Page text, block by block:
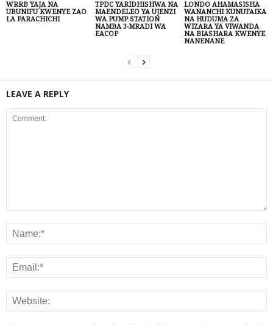
WRRB YAJA NA
UBUNIFU KWENYE ZAO
LA PARACHICHI
TPDC YARIDHISHWA NA
MAENDELEO YA UJENZI
WA PUMP STATION
NAMBA 3-MRADI WA
EACOP
LONDO AHAMASISHA
WANANCHI KUNUFAIKA
NA HUDUMA ZA
WIZARA YA VIWANDA
NA BIASHARA KWENYE
NANENANE
LEAVE A REPLY